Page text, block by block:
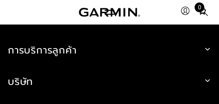
0
Total
items
cart:
การบริการลูกค้า
บริษัท